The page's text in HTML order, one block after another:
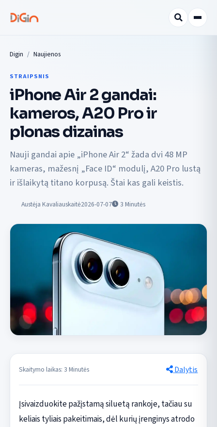
Digin Naujienos
STRAIPSNIS
iPhone Air 2 gandai:
kameros, A20 Pro ir
plonas dizainas
Nauji gandai apie „iPhone Air 2“ žada dvi 48 MP
kameras, mažesnį „Face ID“ modulį, A20 Pro lustą
ir išlaikytą titano korpusą. Štai kas gali keistis.
Austėja Kavaliauskaitė2026-07-07 3 Minutės
Skaitymo laikas: 3 Minutės Dalytis
Įsivaizduokite pažįstamą siluetą rankoje, tačiau su
keliais tyliais pakeitimais, dėl kurių įrenginys atrodo